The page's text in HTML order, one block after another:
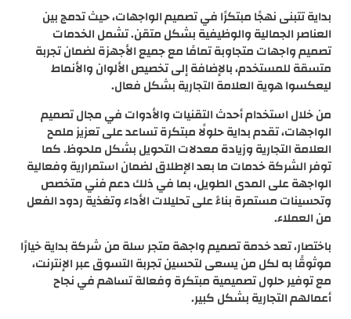
بداية تتبنى نهجًا مبتكرًا في تصميم الواجهات، حيث تدمج بين
العناصر الجمالية والوظيفية بشكل متقن. تشمل الخدمات
تصميم واجهات متجاوبة تمامًا مع جميع الأجهزة لضمان تجربة
متسقة للمستخدم، بالإضافة إلى تخصيص الألوان والأنماط
ليعكسوا هوية العلامة التجارية بشكل فعال.
من خلال استخدام أحدث التقنيات والأدوات في مجال تصميم
الواجهات، تقدم بداية حلولًا مبتكرة تساعد على تعزيز ملمح
العلامة التجارية وزيادة معدلات التحويل بشكل ملحوظ. كما
توفر الشركة خدمات ما بعد الإطلاق لضمان استمرارية وفعالية
الواجهة على المدى الطويل، بما في ذلك دعم فني متخصص
وتحسينات مستمرة بناءً على تحليلات الأداء وتغذية ردود الفعل
من العملاء.
باختصار، تعد خدمة تصميم واجهة متجر سلة من شركة بداية خيارًا
موثوقًا به لكل من يسعى لتحسين تجربة التسوق عبر الإنترنت،
مع توفير حلول تصميمية مبتكرة وفعالة تساهم في نجاح
أعمالهم التجارية بشكل كبير.